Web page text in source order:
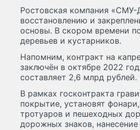
Ростовская компания «СМУ-
восстановлению и
основы. В скором времени
деревьев и кустарников.
Напомним, контракт на
заключён в октябре 2022
составляет 2,6 млрд рублей.
В рамках госконтракта
покрытие, установят
тротуаров и пешеходных
дорожных знаков,